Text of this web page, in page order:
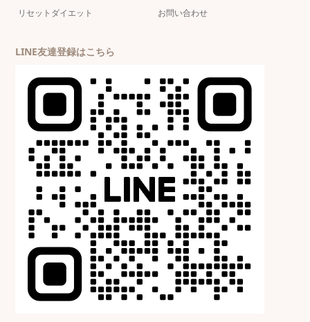
リセットダイエット
お問い合わせ
LINE友達登録はこちら